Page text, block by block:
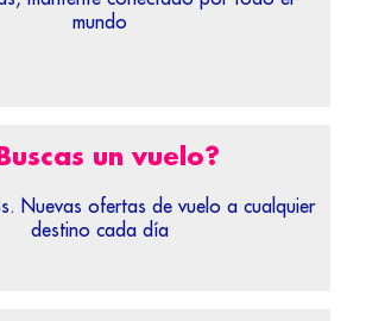
mundo
un vuelo?
Nuevas ofertas de vuelo a cualquier
destino cada día